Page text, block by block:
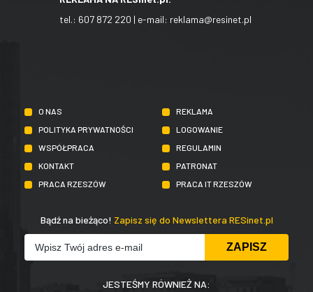
tel.: 607 872 220 | e-mail: reklama@resinet.pl
O NAS
REKLAMA
POLITYKA PRYWATNOŚCI
LOGOWANIE
WSPÓŁPRACA
REGULAMIN
KONTAKT
PATRONAT
PRACA RZESZÓW
PRACA IT RZESZÓW
Bądź na bieżąco! Zapisz się do Newslettera RESinet.pl
JESTEŚMY RÓWNIEŻ NA: